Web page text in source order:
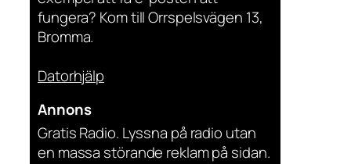
fungera? Kom till Orrspelsvägen 13,
Bromma.
Datorhjälp
Annons
Gratis Radio. Lyssna på radio utan
en massa störande reklam på sidan.